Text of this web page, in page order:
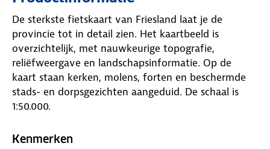
De sterkste fietskaart van Friesland laat je de
provincie tot in detail zien. Het kaartbeeld is
overzichtelijk, met nauwkeurige topografie,
reliëfweergave en landschapsinformatie. Op de
kaart staan kerken, molens, forten en beschermde
stads- en dorpsgezichten aangeduid. De schaal is
1:50.000.
De onverslijtbare kaart is perfect voor fietsen en
Kenmerken